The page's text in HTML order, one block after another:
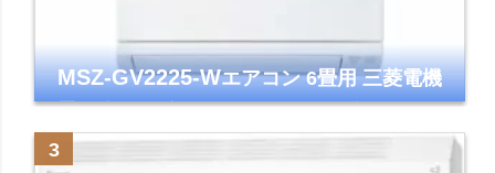
MSZ-GV2225-Wエアコン 6畳用 三菱電機
霧ヶ峰 2025年モデル GVシリーズ ピュアホ
ワイト 清潔 除湿 単相100V